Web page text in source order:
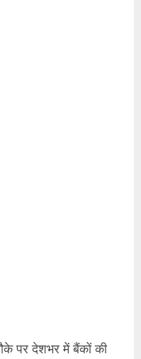
पर देशभर में बैंकों की